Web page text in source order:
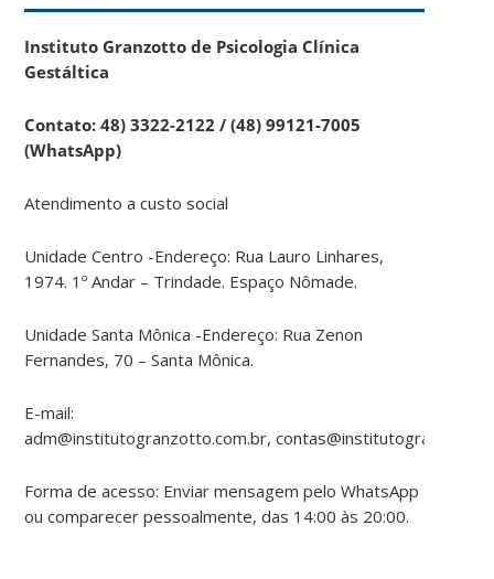
Instituto Granzotto de Psicologia Clínica
Gestáltica
Contato: 48) 3322-2122 / (48) 99121-7005
(WhatsApp)
Atendimento a custo social
Unidade Centro -Endereço: Rua Lauro Linhares,
1974. 1º Andar – Trindade. Espaço Nômade.
Unidade Santa Mônica -Endereço: Rua Zenon
Fernandes, 70 – Santa Mônica.
E-mail:
adm@institutogranzotto.com.br,
Forma de acesso: Enviar mensagem pelo WhatsApp
ou comparecer pessoalmente, das 14:00 às 20:00.